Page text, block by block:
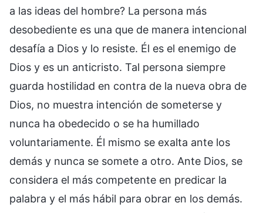
a las ideas del hombre? La persona más
desobediente es una que de manera intencional
desafía a Dios y lo resiste. Él es el enemigo de
Dios y es un anticristo. Tal persona siempre
guarda hostilidad en contra de la nueva obra de
Dios, no muestra intención de someterse y
nunca ha obedecido o se ha humillado
voluntariamente. Él mismo se exalta ante los
demás y nunca se somete a otro. Ante Dios, se
considera el más competente en predicar la
palabra y el más hábil para obrar en los demás.